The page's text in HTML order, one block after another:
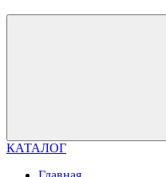
КАТАЛОГ